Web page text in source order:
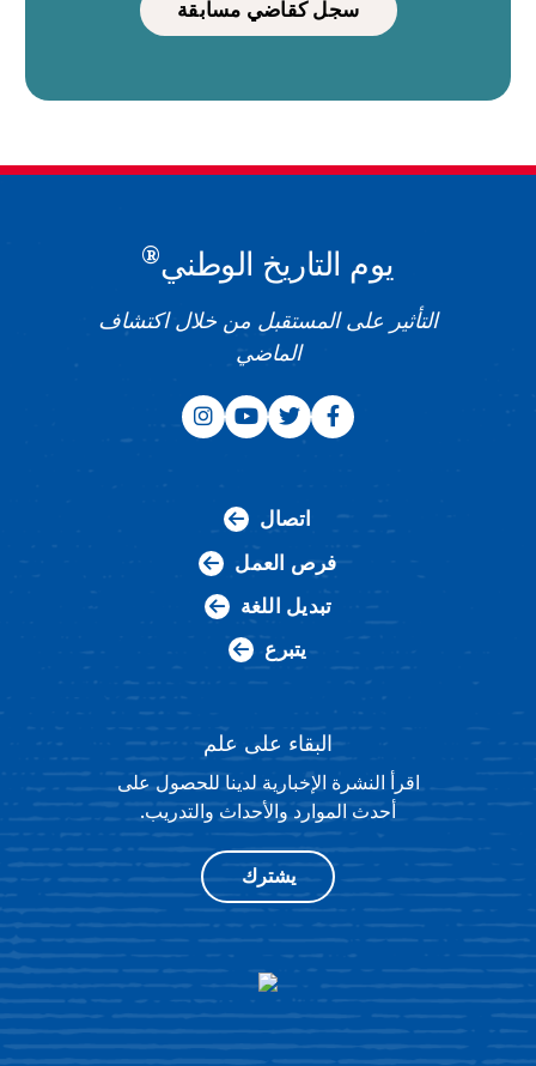
سجل كقاضي مسابقة
يوم التاريخ الوطني®
التأثير على المستقبل من خلال اكتشاف
الماضي
اتصال
فرص العمل
تبديل اللغة
يتبرع
البقاء على علم
اقرأ النشرة الإخبارية لدينا للحصول على
أحدث الموارد والأحداث والتدريب.
يشترك